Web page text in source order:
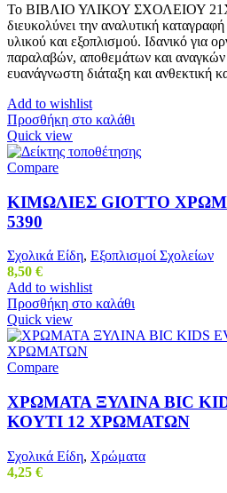
Το ΒΙΒΛΙΟ ΥΛΙΚΟΥ ΣΧΟΛΕΙΟΥ
διευκολύνει την αναλυτική
υλικού και εξοπλισμού. Ιδανικό για
παραλαβών, αποθεμάτων και
ευανάγνωστη διάταξη και ανθεκτική
Add to wishlist
Προσθήκη στο καλάθι
Quick view
Compare
ΚΙΜΩΛΙΕΣ GIOTTO
5390
Σχολικά Είδη, Εξοπλισμοί Σχολείων
8,50 €
Add to wishlist
Προσθήκη στο καλάθι
Quick view
Compare
ΧΡΩΜΑΤΑ ΞΥΛΙΝΑ BIC
ΚΟΥΤΙ 12 ΧΡΩΜΑΤΩΝ
Σχολικά Είδη, Χρώματα
4,25 €